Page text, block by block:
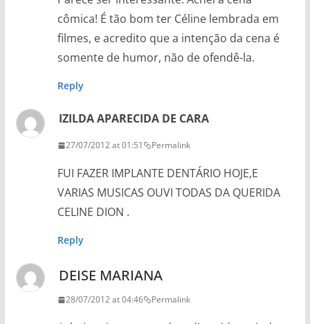
cômica! É tão bom ter Céline lembrada em
filmes, e acredito que a intenção da cena é
somente de humor, não de ofendê-la.
Reply
IZILDA APARECIDA DE CARA
27/07/2012 at 01:51 Permalink
FUI FAZER IMPLANTE DENTÁRIO HOJE,E
VARIAS MUSICAS OUVI TODAS DA QUERIDA
CELINE DION .
Reply
DEISE MARIANA
28/07/2012 at 04:46 Permalink